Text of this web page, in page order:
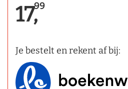
17,99
Je bestelt en rekent af bij: